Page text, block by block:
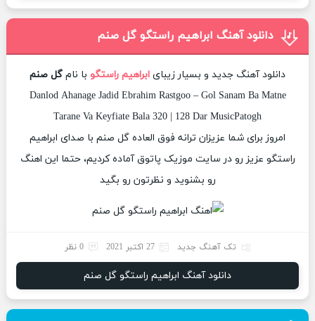
دانلود آهنگ ابراهیم راستگو گل صنم
دانلود آهنگ جدید و بسیار زیبای ابراهیم راستگو با نام گل صنم
Danlod Ahanage Jadid Ebrahim Rastgoo – Gol Sanam Ba Matne
Tarane Va Keyfiate Bala 320 | 128 Dar MusicPatogh
امروز برای شما عزیزان ترانه فوق العاده گل صنم با صدای ابراهیم
راستگو عزیز رو در سایت موزیک پاتوق آماده کردیم، حتما این اهنگ
رو بشنوید و نظرتون رو بگید
تک آهنگ جدید 27 اکتبر 2021 0 نظر
دانلود آهنگ ابراهیم راستگو گل صنم